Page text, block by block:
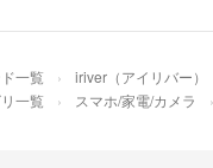
一覧 iriver（アイリバー）
一覧 スマホ/家電/カメラ